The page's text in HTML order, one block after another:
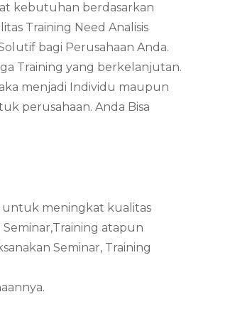
kebutuhan berdasarkan
Training Need Analisis
bagi Perusahaan Anda.
Training yang berkelanjutan.
menjadi Individu maupun
perusahaan. Anda Bisa
untuk meningkat kualitas
atapun
Seminar, Training